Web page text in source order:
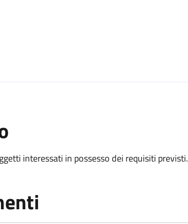
interessati in possesso dei requisiti previsti.